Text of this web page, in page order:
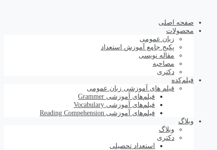
صفحه اصلی
محصولات
زبان عمومی
پکیج جامع آموزش استعداد
مقاله نویسی
مصاحبه
دکتری
فیلم‌کده
فیلم های آموزشی زبان عمومی
فیلم‌های آموزشی Grammer
فیلم‌های آموزشی Vocabulary
فیلم‌های آموزشی Reading Compehension
وبلاگ
وبلاگ
دکتری
استعداد تحصیلی